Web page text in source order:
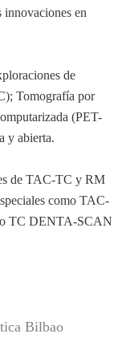
innovaciones en
de
Tomografía por
(PET-
y abierta.
de TAC-TC y RM
como TAC-
TC DENTA-SCAN
Bilbao